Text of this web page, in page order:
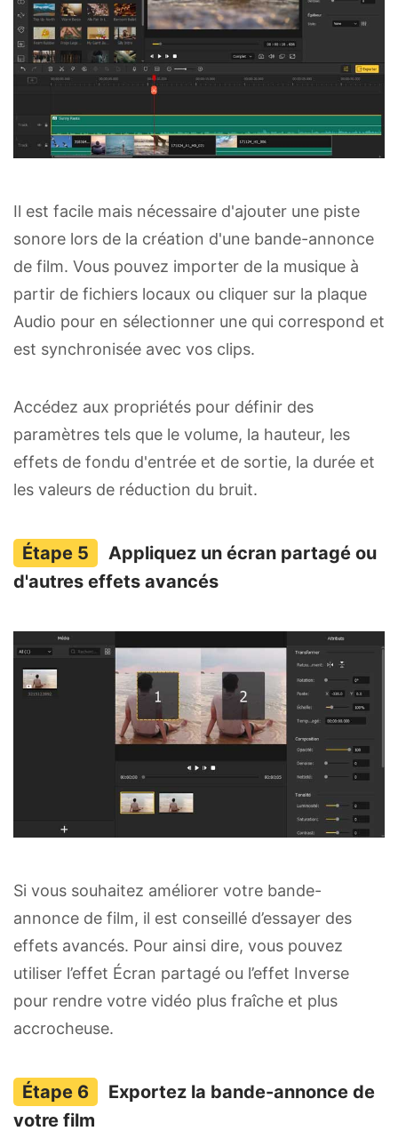
Il est facile mais nécessaire d'ajouter une piste
sonore lors de la création d'une bande-annonce
de film. Vous pouvez importer de la musique à
partir de fichiers locaux ou cliquer sur la plaque
Audio pour en sélectionner une qui correspond et
est synchronisée avec vos clips.
Accédez aux propriétés pour définir des
paramètres tels que le volume, la hauteur, les
effets de fondu d'entrée et de sortie, la durée et
les valeurs de réduction du bruit.
Appliquez un écran partagé ou
d'autres effets avancés
Si vous souhaitez améliorer votre bande-
annonce de film, il est conseillé d’essayer des
effets avancés. Pour ainsi dire, vous pouvez
utiliser l’effet Écran partagé ou l’effet Inverse
pour rendre votre vidéo plus fraîche et plus
accrocheuse.
Exportez la bande-annonce de
votre film